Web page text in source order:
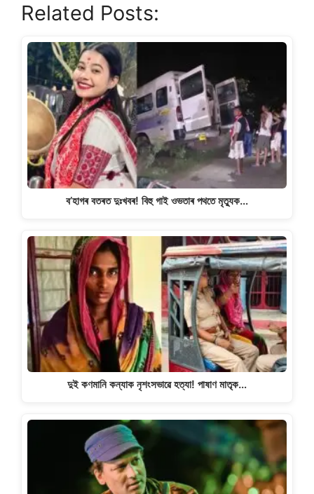
at
s
A
p
p
c
e
b
o
o
k
e
gr
a
m
y
n
k
e
Related Posts:
ব’হাগৰ বতৰত দুঃখবৰ! বিহু গাই ওভতাৰ পথতে মৃত্যুক…
দুই কণমানি কন্যাক নৃশংসভাৱে হত্যা! পাষাণ মাতৃক…